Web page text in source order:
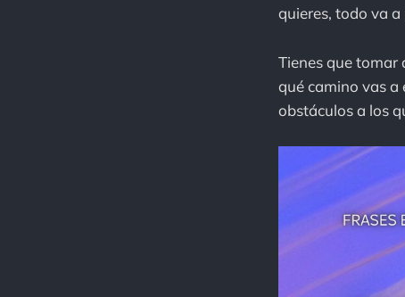
quieres, todo va a
Tienes que tomar
qué camino vas a
obstáculos a los